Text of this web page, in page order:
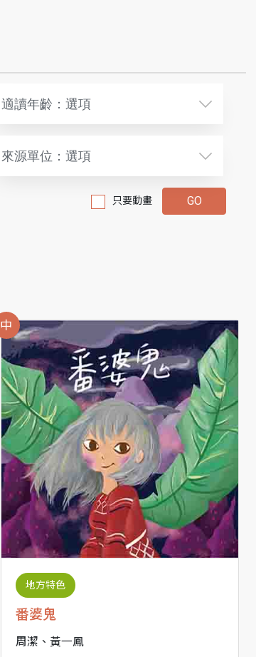
適讀年齡：選項
來源單位：選項
只要動畫
中
地方特色
番婆鬼
周潔、黃一鳳